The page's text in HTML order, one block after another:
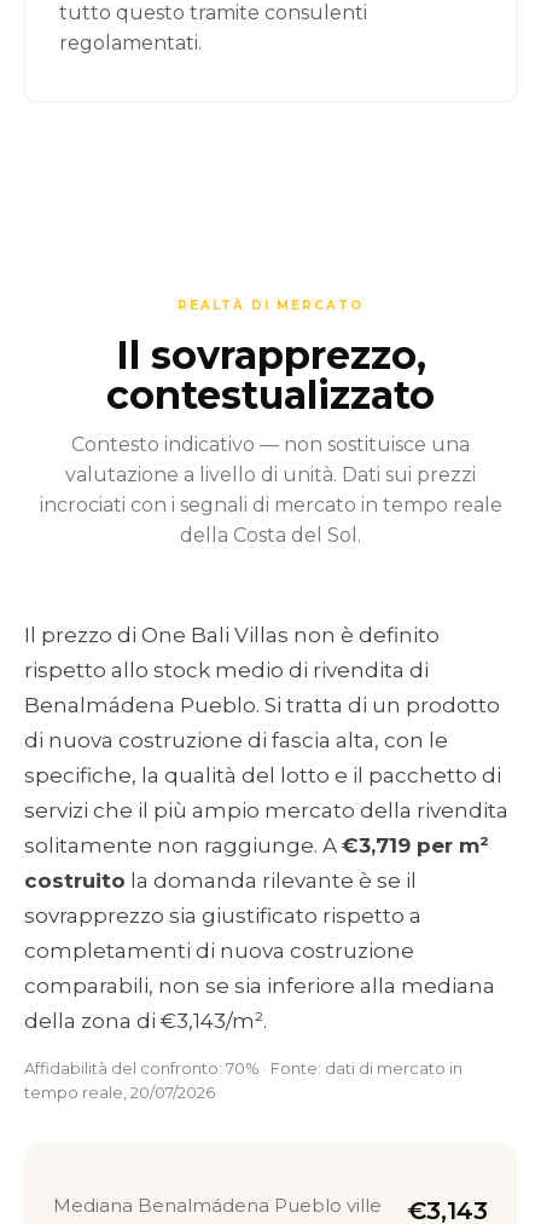
tutto questo tramite consulenti
regolamentati.
REALTÀ DI MERCATO
Il sovrapprezzo,
contestualizzato
Contesto indicativo — non sostituisce una
valutazione a livello di unità. Dati sui prezzi
incrociati con i segnali di mercato in tempo reale
della Costa del Sol.
Il prezzo di One Bali Villas non è definito
rispetto allo stock medio di rivendita di
Benalmádena Pueblo. Si tratta di un prodotto
di nuova costruzione di fascia alta, con le
specifiche, la qualità del lotto e il pacchetto di
servizi che il più ampio mercato della rivendita
solitamente non raggiunge. A €3,719 per m²
costruito la domanda rilevante è se il
sovrapprezzo sia giustificato rispetto a
completamenti di nuova costruzione
comparabili, non se sia inferiore alla mediana
della zona di €3,143/m².
Affidabilità del confronto: 70% · Fonte: dati di mercato in
tempo reale, 20/07/2026
Mediana Benalmádena Pueblo ville
€3,143